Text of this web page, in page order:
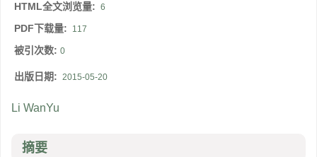
HTML全文浏览量: 6
PDF下载量: 117
被引次数: 0
出版日期: 2015-05-20
Li WanYu
摘要